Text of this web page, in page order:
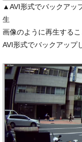
▲AVI形式でバックアッ
生
画像のように再生するこ
AVI形式でバックアップ